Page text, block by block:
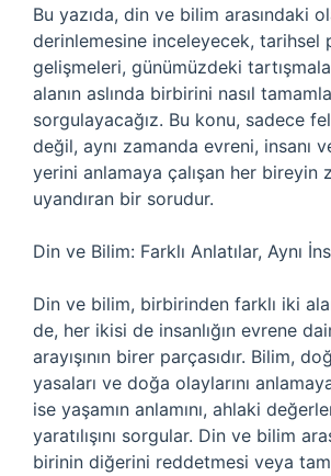
Bu yazıda, din ve bilim arasındaki
derinlemesine inceleyecek, tarihsel
gelişmeleri, günümüzdeki
alanın aslında birbirini nasıl
sorgulayacağız. Bu konu, sadece
değil, aynı zamanda evreni, insanı
yerini anlamaya çalışan her bireyin
uyandıran bir sorudur.
Din ve Bilim: Farklı Anlatılar, Aynı
Din ve bilim, birbirinden farklı iki
de, her ikisi de insanlığın evrene
arayışının birer parçasıdır. Bilim,
yasaları ve doğa olaylarını
ise yaşamın anlamını, ahlaki
yaratılışını sorgular. Din ve bilim
birinin diğerini reddetmesi veya